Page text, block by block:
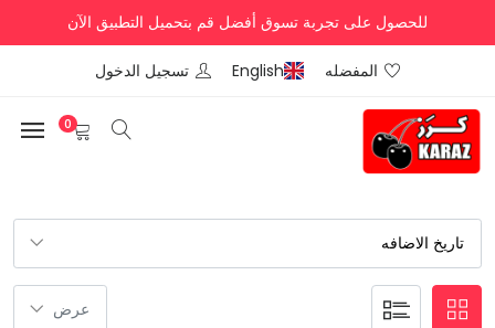
للحصول على تجربة تسوق أفضل قم بتحميل التطبيق الآن
المفضله English تسجيل الدخول
0